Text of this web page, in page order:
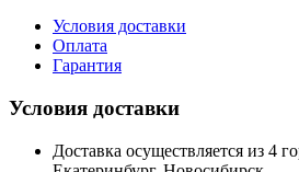
Условия доставки
Оплата
Гарантия
Условия доставки
Доставка осуществляется из 4